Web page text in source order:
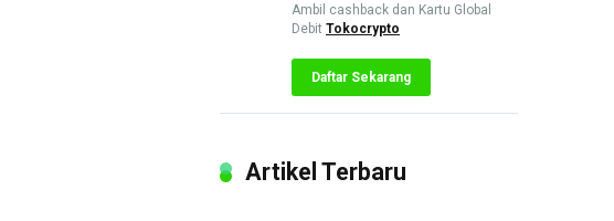
Ambil cashback dan Kartu Global
Debit Tokocrypto
Daftar Sekarang
Artikel Terbaru